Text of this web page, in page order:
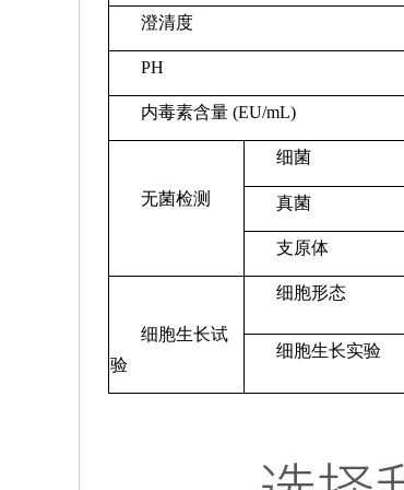
澄清度
PH
内毒素含量 (EU/mL)
无菌检测
细菌
真菌
支原体
细胞生长试
验
细胞形态
细胞生长实验